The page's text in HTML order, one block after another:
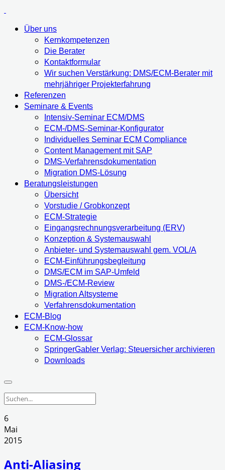
Über uns
Kernkompetenzen
Die Berater
Kontaktformular
Wir suchen Verstärkung: DMS/ECM-Berater mit
mehrjähriger Projekterfahrung
Referenzen
Seminare & Events
Intensiv-Seminar ECM/DMS
ECM-/DMS-Seminar-Konfigurator
Individuelles Seminar ECM Compliance
Content Management mit SAP
DMS-Verfahrensdokumentation
Migration DMS-Lösung
Beratungsleistungen
Übersicht
Vorstudie / Grobkonzept
ECM-Strategie
Eingangsrechnungsverarbeitung (ERV)
Konzeption & Systemauswahl
Anbieter- und Systemauswahl gem. VOL/A
ECM-Einführungsbegleitung
DMS/ECM im SAP-Umfeld
DMS-/ECM-Review
Migration Altsysteme
Verfahrensdokumentation
ECM-Blog
ECM-Know-how
ECM-Glossar
SpringerGabler Verlag: Steuersicher archivieren
Downloads
6
Mai
2015
Anti-Aliasing